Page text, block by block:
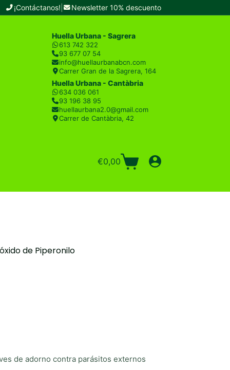
¡Contáctanos! Newsletter 10% descuento
Huella Urbana - Sagrera
613 742 322
93 677 07 54
info@huellaurbanabcn.com
Carrer Gran de la Sagrera, 164
Huella Urbana - Cantàbria
634 036 061
93 196 38 95
huellaurbana2.0@gmail.com
Carrer de Cantàbria, 42
Carro
€0,00
de Piperonilo
de adorno contra parásitos externos